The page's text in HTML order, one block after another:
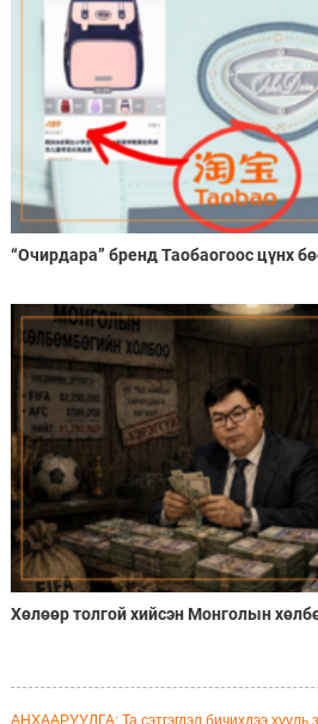
“Очирдара” бренд Таобаогоос цүнх
Хөлөөр толгой хийсэн Монголын
АНХААРУУЛГА: Та сэтгэгдэл бичихдээ хууль